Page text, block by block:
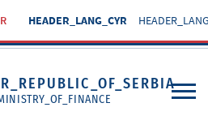
HEADER_LANG_CYR